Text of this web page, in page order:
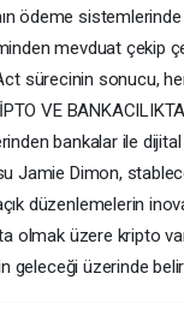
ödeme
mevduat çekip
sürecinin sonucu,
VE
bankalar ile
Jamie Dimon,
düzenlemelerin
üzere kripto
geleceği üzerinde